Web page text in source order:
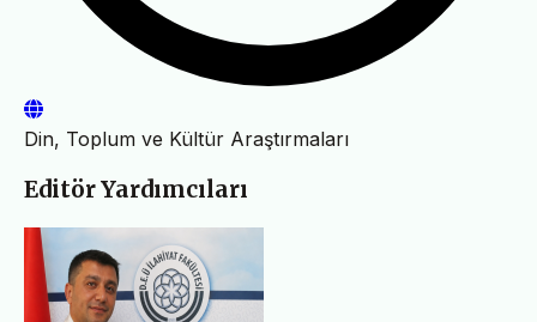
Din, Toplum ve Kültür Araştırmaları
Editör Yardımcıları